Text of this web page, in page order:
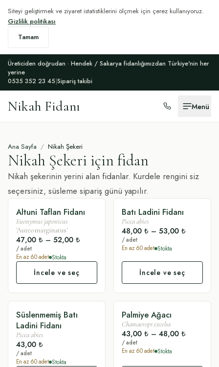
Siteyi geliştirmek ve ziyaret istatistiklerini ölçmek için çerez kullanıyoruz.
Gizlilik politikası
Tamam
Üreticiden doğrudan · Hendek / Sakarya fidanlığımızdan Türkiye'nin her
yerine
0535 352 23 45|Sipariş takibi
Nikah Fidanı Menü
Ana Sayfa / Nikah Şekeri
Nikah Şekeri için fidan
Nikah şekerinin yerini alan fidanlar. Kurdele rengini siz
seçersiniz, süsleme sipariş günü yapılır.
SÜSLÜ
Altuni Taflan Fidanı
Euonymus japonicus
'Aureomarginatus'
47,00 ₺ – 52,00 ₺
/ adet
En az 60adet Stokta
İncele ve seç
SÜSLÜ
Batı Ladini Fidanı
Picea abies
48,00 ₺ – 53,00 ₺
/ adet
En az 60adet Stokta
İncele ve seç
SADE
Süslenmemiş Batı
Ladini Fidanı
Picea abies
43,00 ₺
/ adet
En az 60adet Stokta
SÜSLÜ
Palmiye Ağacı
Chamaerops excelsa
43,00 ₺ – 48,00 ₺
/ adet
En az 60adet Stokta